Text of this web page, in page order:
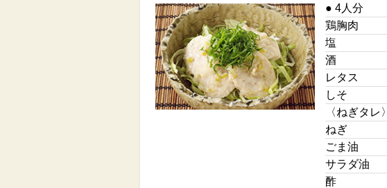
● 4人分
鶏胸肉
塩
酒
レタス
しそ
〈ねぎタレ〉
ねぎ
ごま油
サラダ油
酢